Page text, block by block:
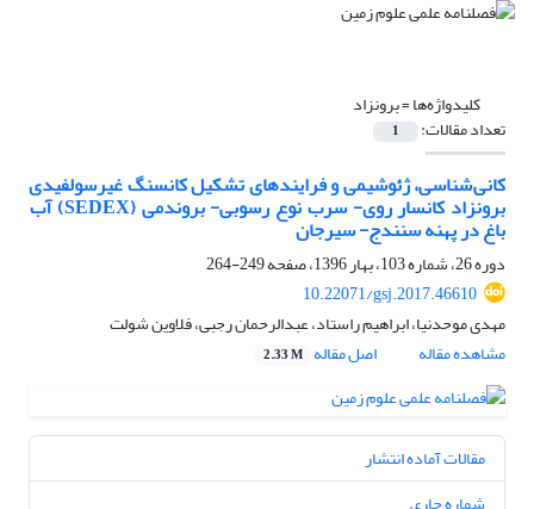
کلیدواژه‌ها =برونزاد
تعداد مقالات: 1
کانی شناسی، ژئوشیمی و فرایندهای تشکیل کانسنگ غیرسولفیدی
برونزاد کانسار روی- سرب نوع رسوبی- بروندمی (SEDEX) آب
باغ در پهنه سنندج- سیرجان
دوره 26، شماره 103، بهار 1396، صفحه
249-264
10.22071/gsj.2017.46610
مهدی موحدنیا، ابراهیم راستاد، عبدالرحمان رجبی، فلاوین شولت
مشاهده مقاله
اصل مقاله 2.33 M
مقالات آماده انتشار